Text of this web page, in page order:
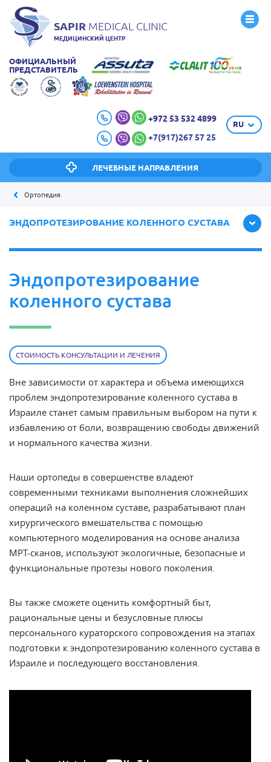
SAPIR MEDICAL CLINIC
МЕДИЦИНСКИЙ ЦЕНТР
ОФИЦИАЛЬНЫЙ
ПРЕДСТАВИТЕЛЬ
+972 53 532 4899
+7(917)267 57 25
RU
ЛЕЧЕБНЫЕ НАПРАВЛЕНИЯ
Ортопедия
ЭНДОПРОТЕЗИРОВАНИЕ КОЛЕННОГО СУСТАВА
Эндопротезирование
коленного сустава
СТОИМОСТЬ КОНСУЛЬТАЦИИ И ЛЕЧЕНИЯ
Вне зависимости от характера и объема имеющихся
проблем эндопротезирование коленного сустава в
Израиле станет самым правильным выбором на пути к
избавлению от боли, возвращению свободы движений
и нормального качества жизни.
Наши ортопеды в совершенстве владеют
современными техниками выполнения сложнейших
операций на коленном суставе, разрабатывают план
хирургического вмешательства с помощью
компьютерного моделирования на основе анализа
МРТ-сканов, используют экологичные, безопасные и
функциональные протезы нового поколения.
Вы также сможете оценить комфортный быт,
рациональные цены и безусловные плюсы
персонального кураторского сопровождения на этапах
подготовки к эндопротезированию коленного сустава в
Израиле и последующего восстановления.